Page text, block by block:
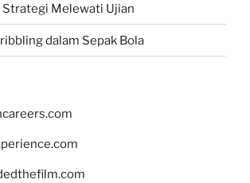
Strategi Melewati Ujian
dalam Sepak Bola